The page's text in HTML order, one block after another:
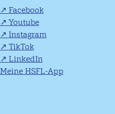
Facebook
Youtube
Instagram
TikTok
LinkedIn
Meine HSFL-App